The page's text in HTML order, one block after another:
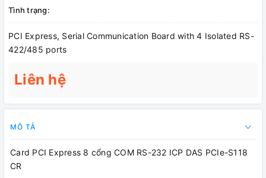
Tình trạng:
PCI Express, Serial Communication Board with 4 Isolated RS-
422/485 ports
Liên hệ
MÔ TẢ
Card PCI Express 8 cổng COM RS-232 ICP DAS PCIe-S118
CR